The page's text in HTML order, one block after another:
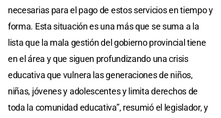
necesarias para el pago de estos servicios en tiempo y
forma. Esta situación es una más que se suma a la
lista que la mala gestión del gobierno provincial tiene
en el área y que siguen profundizando una crisis
educativa que vulnera las generaciones de niños,
niñas, jóvenes y adolescentes y limita derechos de
toda la comunidad educativa”, resumió el legislador, y